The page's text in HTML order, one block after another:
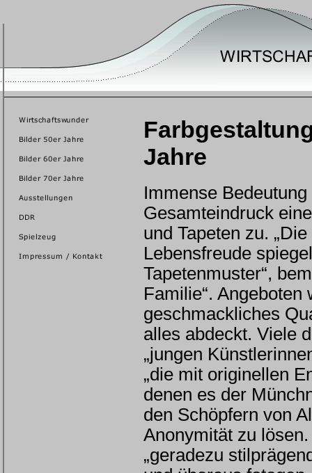
Jahre
Immense
Gesamteindruck
und Tapeten zu.
Lebensfreude
Tapetenmuster“,
Familie“.
geschmackliches
alles abdeckt. Viele
„jungen
„die mit originellen
denen es der
den Schöpfern von
Anonymität zu lösen.
„geradezu